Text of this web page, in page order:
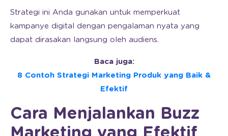
Strategi ini Anda gunakan untuk memperkuat
kampanye digital dengan pengalaman nyata yang
dapat dirasakan langsung oleh audiens.
Baca juga:
8 Contoh Strategi Marketing Produk yang Baik &
Efektif
Cara Menjalankan Buzz